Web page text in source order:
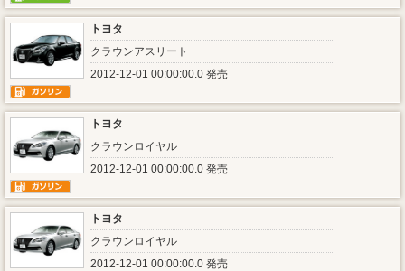
トヨタ
クラウンアスリート
2012-12-01 00:00:00.0 発売
トヨタ
クラウンロイヤル
2012-12-01 00:00:00.0 発売
トヨタ
クラウンロイヤル
2012-12-01 00:00:00.0 発売